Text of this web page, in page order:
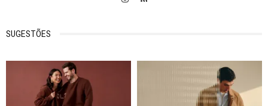
SUGESTÕES